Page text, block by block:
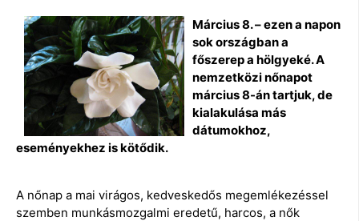
Március 8. – ezen a napon
sok országban a
főszerep a hölgyeké. A
nemzetközi nőnapot
március 8-án tartjuk, de
kialakulása más
dátumokhoz,
eseményekhez is kötődik.
A nőnap a mai virágos, kedveskedős megemlékezéssel
szemben munkásmozgalmi eredetű, harcos, a nők